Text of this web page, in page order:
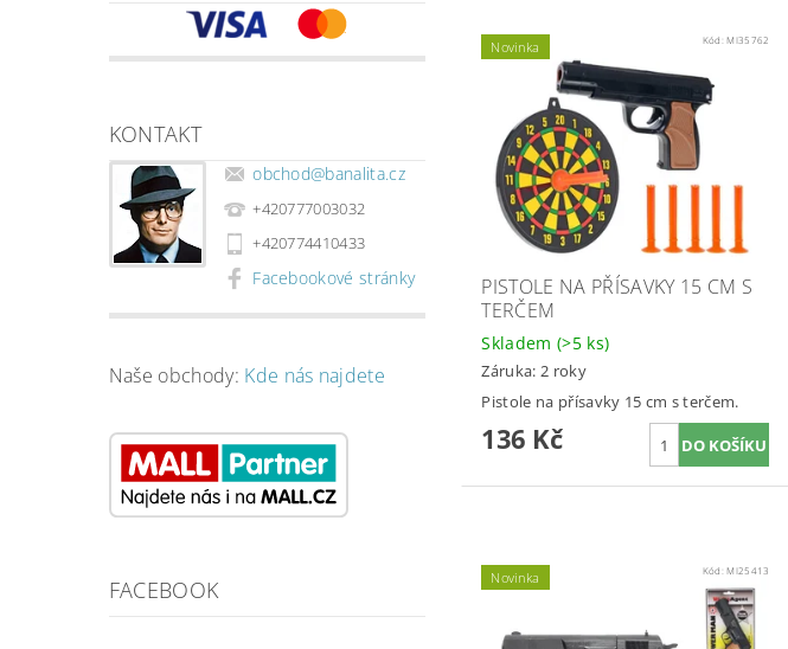
KONTAKT
obchod@banalita.cz
+420777003032
+420774410433
Facebookové stránky
Naše obchody: Kde nás najdete
FACEBOOK
Novinka Kód:MI35762
PISTOLE NA PŘÍSAVKY 15 CM S
TERČEM
Skladem (>5 ks)
Záruka: 2 roky
Pistole na přísavky 15 cm s terčem.
136 Kč
Novinka Kód:MI25413